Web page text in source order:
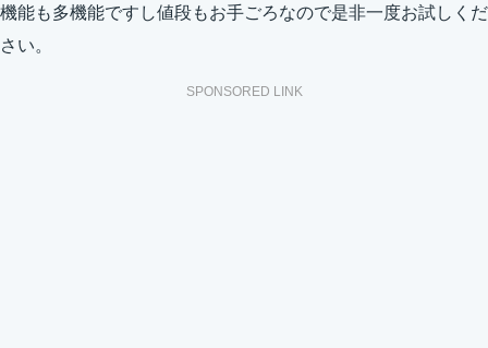
機能も多機能ですし値段もお手ごろなので是非一度お試しくだ
さい。
SPONSORED LINK